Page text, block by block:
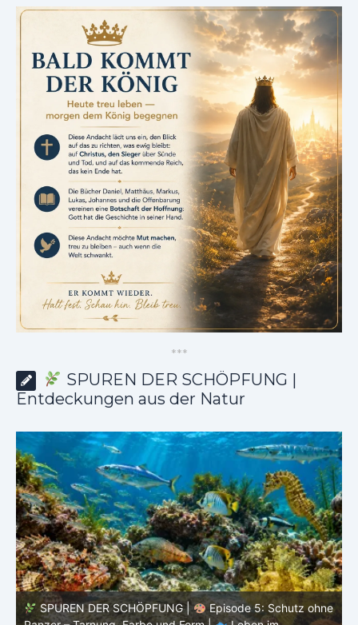
***
SPUREN DER SCHÖPFUNG |
Entdeckungen aus der Natur
SPUREN DER SCHÖPFUNG |
Episode 4: Kalt, aber